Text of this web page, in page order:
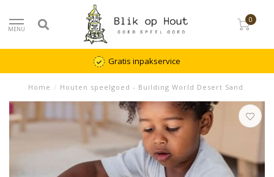
MENU
0
Gratis inpakservice
Home / Houten speelgoed - Building World Desert Sand